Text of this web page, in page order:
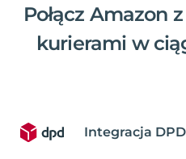
Połącz Amazon
kurierami w
Integracja